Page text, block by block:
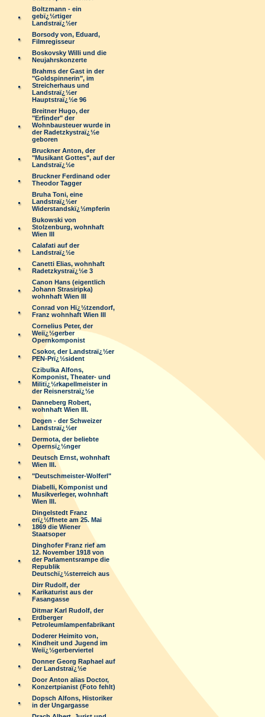
Boltzmann - ein
gebï¿½rtiger
Landstraï¿½er
Borsody von, Eduard,
Filmregisseur
Boskovsky Willi und die
Neujahrskonzerte
Brahms der Gast in der
"Goldspinnerin", im
Streicherhaus und
Landstraï¿½er
Hauptstraï¿½e 96
Breitner Hugo, der
"Erfinder" der
Wohnbausteuer wurde in
der Radetzkystraï¿½e
geboren
Bruckner Anton, der
"Musikant Gottes", auf der
Landstraï¿½e
Bruckner Ferdinand oder
Theodor Tagger
Bruha Toni, eine
Landstraï¿½er
Widerstandskï¿½mpferin
Bukowski von
Stolzenburg, wohnhaft
Wien III
Calafati auf der
Landstraï¿½e
Canetti Elias, wohnhaft
Radetzkystraï¿½e 3
Canon Hans (eigentlich
Johann Strasiripka)
wohnhaft Wien III
Conrad von Hï¿½tzendorf,
Franz wohnhaft Wien III
Cornelius Peter, der
Weiï¿½gerber
Opernkomponist
Csokor, der Landstraï¿½er
PEN-Prï¿½sident
Czibulka Alfons,
Komponist, Theater- und
Militï¿½rkapellmeister in
der Reisnerstraï¿½e
Danneberg Robert,
wohnhaft Wien III.
Degen - der Schweizer
Landstraï¿½er
Dermota, der beliebte
Opernsï¿½nger
Deutsch Ernst, wohnhaft
Wien III.
"Deutschmeister-Wolferl"
Diabelli, Komponist und
Musikverleger, wohnhaft
Wien III.
Dingelstedt Franz
erï¿½ffnete am 25. Mai
1869 die Wiener
Staatsoper
Dinghofer Franz rief am
12. November 1918 von
der Parlamentsrampe die
Republik
Deutschï¿½sterreich aus
Dirr Rudolf, der
Karikaturist aus der
Fasangasse
Ditmar Karl Rudolf, der
Erdberger
Petroleumlampenfabrikant
Doderer Heimito von,
Kindheit und Jugend im
Weiï¿½gerberviertel
Donner Georg Raphael auf
der Landstraï¿½e
Door Anton alias Doctor,
Konzertpianist (Foto fehlt)
Dopsch Alfons, Historiker
in der Ungargasse